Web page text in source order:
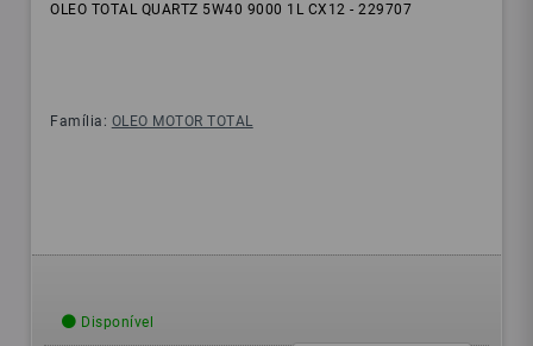
OLEO TOTAL QUARTZ 5W40 9000 1L CX12 - 229707
Família: OLEO MOTOR TOTAL
Disponível